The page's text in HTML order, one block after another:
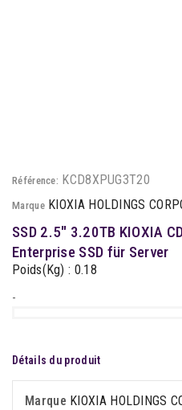
Référence: KCD8XPUG3T20
Marque KIOXIA HOLDINGS
SSD 2.5" 3.20TB KIOXIA
Enterprise SSD für Server
Poids(Kg) : 0.18
-
Détails du produit
Marque KIOXIA HOLDINGS